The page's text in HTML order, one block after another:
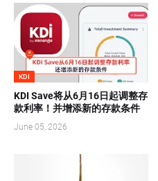
KDI
KDI Save将从6月16日起调整存
款利率！并增添新的存款条件
June 05, 2026